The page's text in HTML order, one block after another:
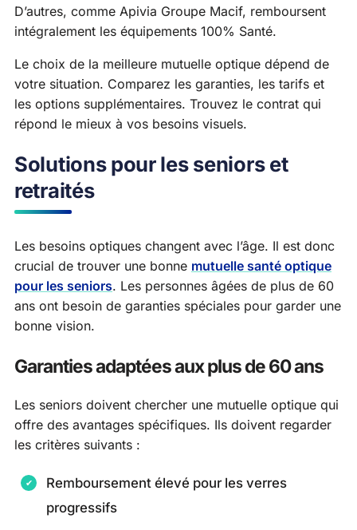
D’autres, comme Apivia Groupe Macif, remboursent
intégralement les équipements 100% Santé.
Le choix de la meilleure mutuelle optique dépend de
votre situation. Comparez les garanties, les tarifs et
les options supplémentaires. Trouvez le contrat qui
répond le mieux à vos besoins visuels.
Solutions pour les seniors et
retraités
Les besoins optiques changent avec l’âge. Il est donc
crucial de trouver une bonne mutuelle santé optique
pour les seniors. Les personnes âgées de plus de 60
ans ont besoin de garanties spéciales pour garder une
bonne vision.
Garanties adaptées aux plus de 60 ans
Les seniors doivent chercher une mutuelle optique qui
offre des avantages spécifiques. Ils doivent regarder
les critères suivants :
Remboursement élevé pour les verres
progressifs